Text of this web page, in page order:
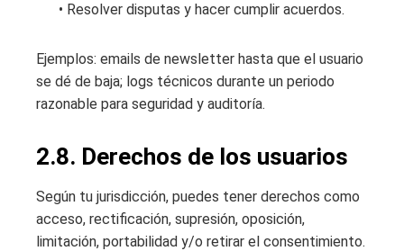
• Resolver disputas y hacer cumplir acuerdos.
Ejemplos: emails de newsletter hasta que el usuario
se dé de baja; logs técnicos durante un periodo
razonable para seguridad y auditoría.
2.8. Derechos de los usuarios
Según tu jurisdicción, puedes tener derechos como
acceso, rectificación, supresión, oposición,
limitación, portabilidad y/o retirar el consentimiento.